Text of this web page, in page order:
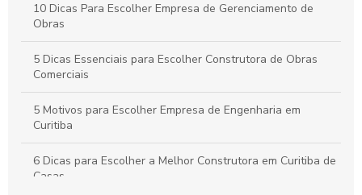
10 Dicas Para Escolher Empresa de Gerenciamento de
Obras
5 Dicas Essenciais para Escolher Construtora de Obras
Comerciais
5 Motivos para Escolher Empresa de Engenharia em
Curitiba
6 Dicas para Escolher a Melhor Construtora em Curitiba de
Casas